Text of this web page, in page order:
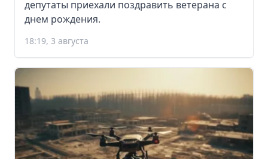
депутаты приехали поздравить ветерана с
днем рождения.
18:19, 3 августа